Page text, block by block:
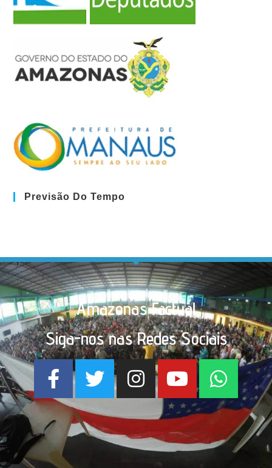
Previsão Do Tempo
Amazonas Factual
Siga-nos nas Redes Sociais